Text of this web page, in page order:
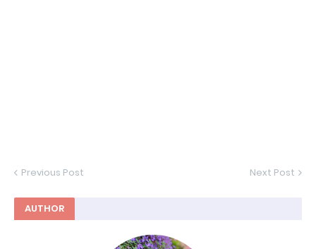
Previous Post Next Post
AUTHOR